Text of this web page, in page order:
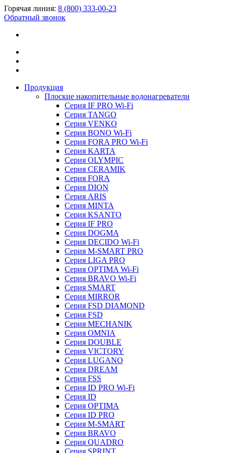
Горячая линия: 8 (800) 333-00-23
Обратный звонок
Продукция
Плоские накопительные водонагреватели
Серия IF PRO Wi-Fi
Серия TANGO
Серия VENKO
Серия BONO Wi-Fi
Серия FORA PRO Wi-Fi
Серия KARTA
Серия OLYMPIC
Серия CERAMIK
Серия FORA
Серия DION
Серия ARIS
Серия MINTA
Серия KSANTO
Серия IF PRO
Серия DOGMA
Серия DECIDO Wi-Fi
Серия M-SMART PRO
Серия LIGA PRO
Серия OPTIMA Wi-Fi
Серия BRAVO Wi-Fi
Серия SMART
Серия MIRROR
Серия FSD DIAMOND
Серия FSD
Серия MECHANIK
Серия OMNIA
Серия DOUBLE
Серия VICTORY
Серия LUGANO
Серия DREAM
Серия FSS
Серия ID PRO Wi-Fi
Серия ID
Серия OPTIMA
Серия ID PRO
Серия M-SMART
Серия BRAVO
Серия QUADRO
Серия SPRINT